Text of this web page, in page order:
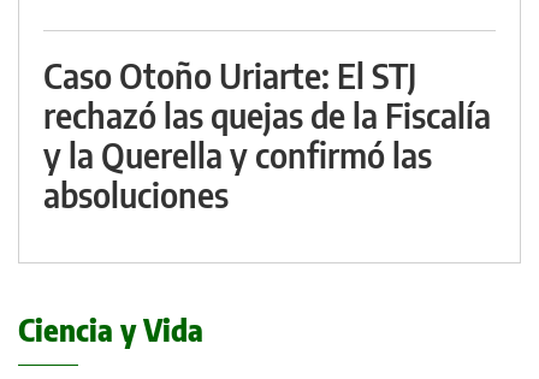
Caso Otoño Uriarte: El STJ
rechazó las quejas de la Fiscalía
y la Querella y confirmó las
absoluciones
Ciencia y Vida